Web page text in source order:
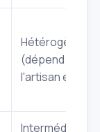
Hétérogène
(dépend de
l'artisan
Intermédiaire,